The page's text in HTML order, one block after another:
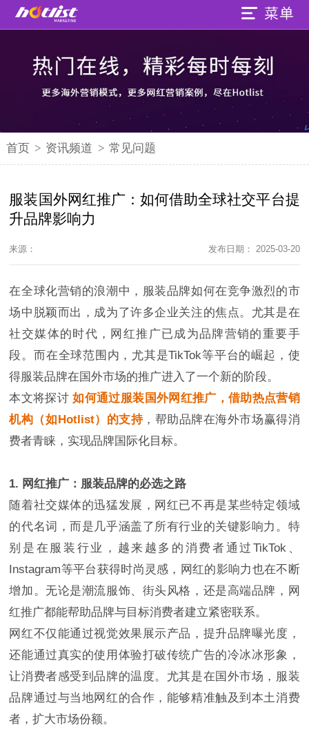
首页 > 资讯频道 > 常见问题
服装国外网红推广：如何借助全球社交平台提
升品牌影响力
来源： 发布日期： 2025-03-20
在全球化营销的浪潮中，服装品牌如何在竞争激烈的市
场中脱颖而出，成为了许多企业关注的焦点。尤其是在
社交媒体的时代，网红推广已成为品牌营销的重要手
段。而在全球范围内，尤其是TikTok等平台的崛起，使
得服装品牌在国外市场的推广进入了一个新的阶段。
本文将探讨如何通过服装国外网红推广，借助热点营销
机构（如Hotlist）的支持，帮助品牌在海外市场赢得消
费者青睐，实现品牌国际化目标。
1. 网红推广：服装品牌的必选之路
随着社交媒体的迅猛发展，网红已不再是某些特定领域
的代名词，而是几乎涵盖了所有行业的关键影响力。特
别是在服装行业，越来越多的消费者通过TikTok、
Instagram等平台获得时尚灵感，网红的影响力也在不断
增加。无论是潮流服饰、街头风格，还是高端品牌，网
红推广都能帮助品牌与目标消费者建立紧密联系。
网红不仅能通过视觉效果展示产品，提升品牌曝光度，
还能通过真实的使用体验打破传统广告的冷冰冰形象，
让消费者感受到品牌的温度。尤其是在国外市场，服装
品牌通过与当地网红的合作，能够精准触及到本土消费
者，扩大市场份额。